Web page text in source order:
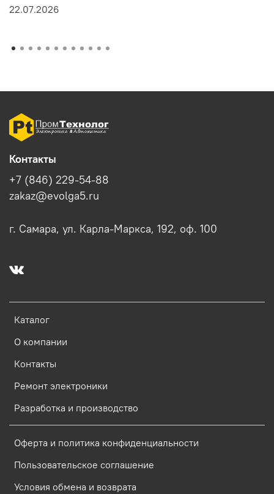
22.07.2026
Каталог
О компании
Контакты
Ремонт электроники
Разработка и производство
Оферта и политика конфиденциальности
Пользовательское соглашение
Условия обмена и возврата
Контакты
+7 (846) 229-54-88
zakaz@evolga5.ru
г. Самара, ул. Карла-Маркса, 192, оф. 100